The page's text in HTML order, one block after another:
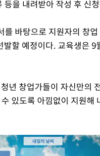
을 내려받아 작성 후 신
바탕으로 지원자의 창
할 예정이다. 교육생은
년 창업가들이 자신만의
있도록 아낌없이 지원해